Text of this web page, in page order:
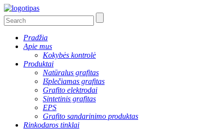
Pradžia
Apie mus
Kokybės kontrolė
Produktai
Natūralus grafitas
Išplečiamas grafitas
Grafito elektrodai
Sintetinis grafitas
EPS
Grafito sandarinimo produktas
Rinkodaros tinklai